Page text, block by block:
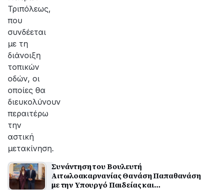
Τριπόλεως,
που
συνδέεται
με τη
διάνοιξη
τοπικών
οδών, οι
οποίες θα
διευκολύνουν
περαιτέρω
την
αστική
μετακίνηση.
Συνάντηση του Βουλευτή
Αιτωλοακαρνανίας Θανάση Παπαθανάση
με την Υπουργό Παιδείας και